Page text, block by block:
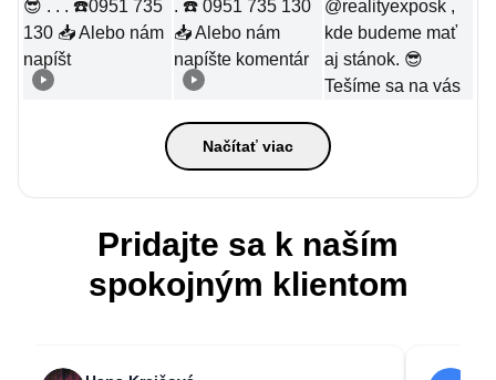
Načítať viac
Pridajte sa k naším
spokojným klientom